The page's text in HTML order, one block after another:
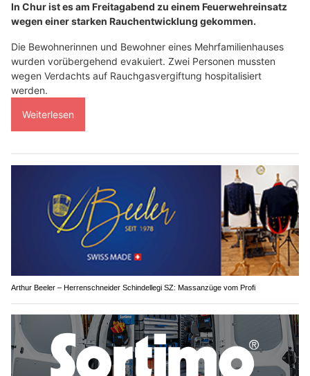
In Chur ist es am Freitagabend zu einem Feuerwehreinsatz
wegen einer starken Rauchentwicklung gekommen.
Die Bewohnerinnen und Bewohner eines Mehrfamilienhauses
wurden vorübergehend evakuiert. Zwei Personen mussten
wegen Verdachts auf Rauchgasvergiftung hospitalisiert
werden.
Weiterlesen
Arthur Beeler – Herrenschneider Schindellegi SZ: Massanzüge vom Profi